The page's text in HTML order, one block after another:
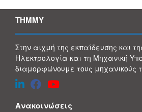
ΤΗΜΜΥ
Στην αιχμή της εκπαίδευσης και
Ηλεκτρολογία και τη Μηχανική
διαμορφώνουμε τους μηχανικούς
Ανακοινώσεις